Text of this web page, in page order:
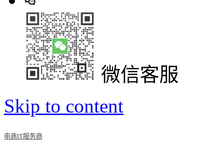
微信客服
Skip to content
电商IT服务商